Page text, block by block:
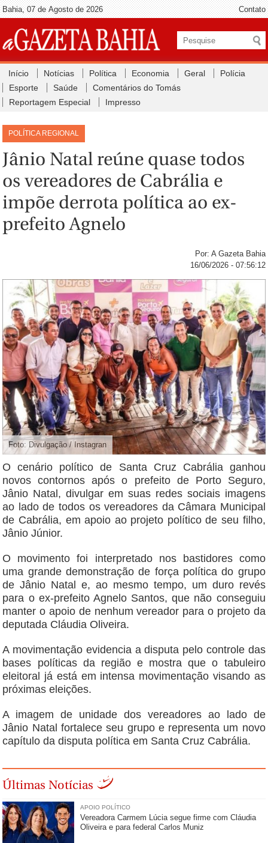
Bahia, 07 de Agosto de 2026 Contato
Início Notícias Política Economia Geral
Polícia
Esporte
Saúde
Comentários do Tomás
Reportagem Especial
Impresso
POLÍTICA REGIONAL
Jânio Natal reúne quase todos
os vereadores de Cabrália e
impõe derrota política ao ex-
prefeito Agnelo
Por: A Gazeta Bahia
16/06/2026 - 07:56:12
Foto: Divulgação / Instagran
O cenário político de Santa Cruz Cabrália ganhou
novos contornos após o prefeito de Porto Seguro,
Jânio Natal, divulgar em suas redes sociais imagens
ao lado de todos os vereadores da Câmara Municipal
de Cabrália, em apoio ao projeto político de seu filho,
Jânio Júnior.
O movimento foi interpretado nos bastidores como
uma grande demonstração de força política do grupo
de Jânio Natal e, ao mesmo tempo, um duro revés
para o ex-prefeito Agnelo Santos, que não conseguiu
manter o apoio de nenhum vereador para o projeto da
deputada Cláudia Oliveira.
A movimentação evidencia a disputa pelo controle das
bases políticas da região e mostra que o tabuleiro
eleitoral já está em intensa movimentação visando as
próximas eleições.
A imagem de unidade dos vereadores ao lado de
Jânio Natal fortalece seu grupo e representa um novo
capítulo da disputa política em Santa Cruz Cabrália.
Últimas Notícias
APOIO POLÍTICO
Vereadora Carmem Lúcia segue firme com Cláudia
Oliveira e para federal Carlos Muniz